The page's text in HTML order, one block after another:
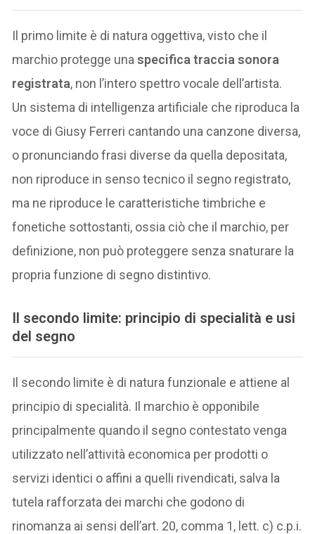
Il primo limite è di natura oggettiva, visto che il
marchio protegge unaspecifica traccia sonora
registrata, non l’intero spettro vocale dell’artista.
Un sistema di intelligenza artificiale che riproduca la
voce di Giusy Ferreri cantando una canzone diversa,
o pronunciando frasi diverse da quella depositata,
non riproduce in senso tecnico il segno registrato,
ma ne riproduce le caratteristiche timbriche e
fonetiche sottostanti, ossia ciò che il marchio, per
definizione, non può proteggere senza snaturare la
propria funzione di segno distintivo.
Il secondo limite: principio di specialità e usi
del segno
Il secondo limite è di natura funzionale e attiene al
principio di specialità. Il marchio è opponibile
principalmente quando il segno contestato venga
utilizzato nell’attività economica per prodotti o
servizi identici o affini a quelli rivendicati, salva la
tutela rafforzata dei marchi che godono di
rinomanza ai sensi dell’art. 20, comma 1, lett. c) c.p.i.